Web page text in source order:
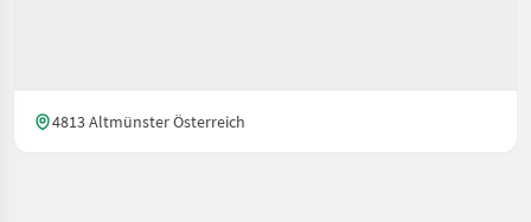
4813 Altmünster Österreich